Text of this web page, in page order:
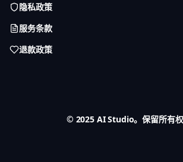
隐私政策
服务条款
退款政策
© 2025 AI Studio。保留所有权